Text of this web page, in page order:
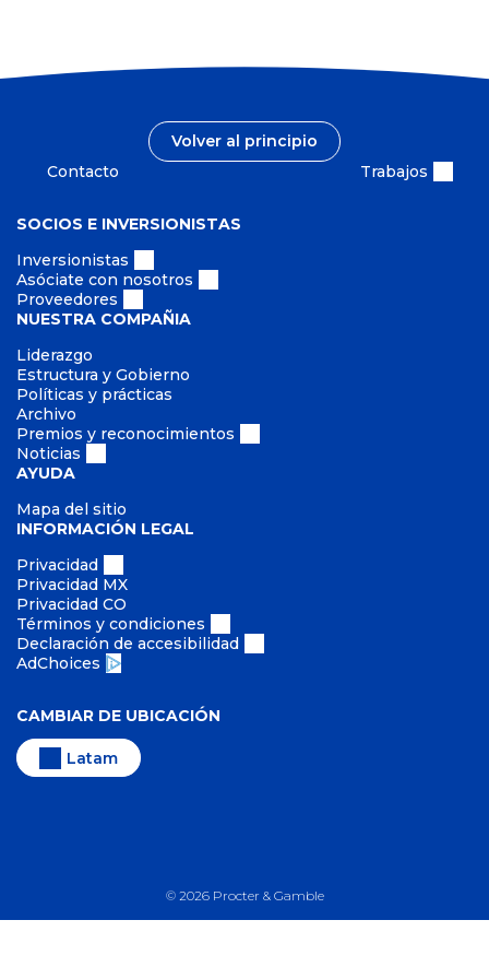
r
o
ó
n
Volver al principio
Contacto
Trabajos
SOCIOS E INVERSIONISTAS
Inversionistas
Asóciate con nosotros
Proveedores
NUESTRA COMPAÑIA
Liderazgo
Estructura y Gobierno
Políticas y prácticas
Archivo
Premios y reconocimientos
Noticias
AYUDA
Mapa del sitio
INFORMACIÓN LEGAL
Privacidad
Privacidad MX
Privacidad CO
Términos y condiciones
Declaración de accesibilidad
AdChoices
CAMBIAR DE UBICACIÓN
Latam
© 2026Procter & Gamble